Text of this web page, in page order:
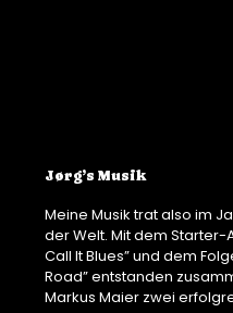
Jørg’s Musik
Meine Musik trat also im
der Welt. Mit dem Starter-
Call It Blues” und dem
Road” entstanden
Markus Maier zwei